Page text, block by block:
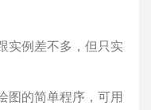
实例差不多，但只实
图的简单程序，可用